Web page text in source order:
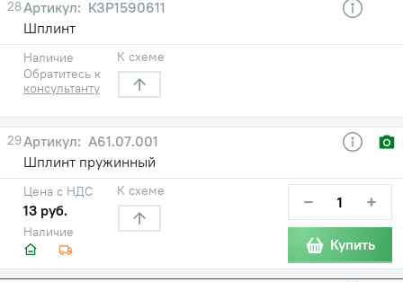
28
КЗР1590611
Шплинт
Наличие
Обратитесь к
консультанту
К схеме
29
А61.07.001
Шплинт пружинный
Наличие
Цена с НДС
13 руб.
К схеме − +
Купить